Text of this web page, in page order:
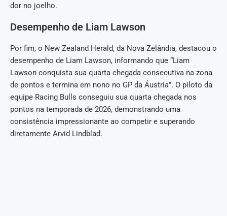
dor no joelho.
Desempenho de Liam Lawson
Por fim, o New Zealand Herald, da Nova Zelândia, destacou o
desempenho de Liam Lawson, informando que “Liam
Lawson conquista sua quarta chegada consecutiva na zona
de pontos e termina em nono no GP da Áustria”. O piloto da
equipe Racing Bulls conseguiu sua quarta chegada nos
pontos na temporada de 2026, demonstrando uma
consistência impressionante ao competir e superando
diretamente Arvid Lindblad.